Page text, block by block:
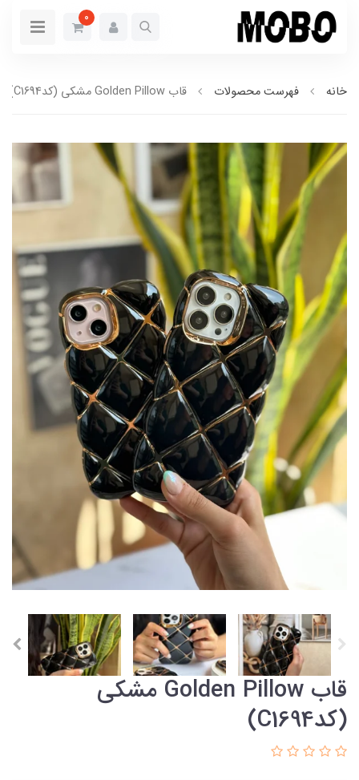
0
خانه فهرست محصولات قاب Golden Pillow مشکی (کدC1694)
قاب Golden Pillow مشکی
(کدC1694)